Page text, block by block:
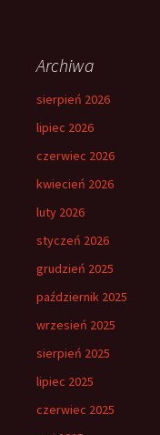
Archiwa
sierpień 2026
lipiec 2026
czerwiec 2026
kwiecień 2026
luty 2026
styczeń 2026
grudzień 2025
październik 2025
wrzesień 2025
sierpień 2025
lipiec 2025
czerwiec 2025